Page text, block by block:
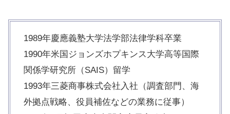
1989年慶應義塾大学法学部法律学科卒業
1990年米国ジョンズホプキンス大学高等国際
関係学研究所（SAIS）留学
1993年三菱商事株式会社入社（調査部門、海
外拠点戦略、役員補佐などの業務に従事）